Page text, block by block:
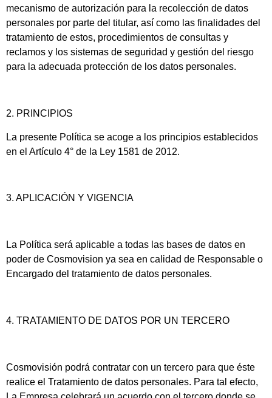
mecanismo de autorización para la recolección de datos
personales por parte del titular, así como las finalidades del
tratamiento de estos, procedimientos de consultas y
reclamos y los sistemas de seguridad y gestión del riesgo
para la adecuada protección de los datos personales.
2. PRINCIPIOS
La presente Política se acoge a los principios establecidos
en el Artículo 4° de la Ley 1581 de 2012.
3. APLICACIÓN Y VIGENCIA
La Política será aplicable a todas las bases de datos en
poder de Cosmovision ya sea en calidad de Responsable o
Encargado del tratamiento de datos personales.
4. TRATAMIENTO DE DATOS POR UN TERCERO
Cosmovisión podrá contratar con un tercero para que éste
realice el Tratamiento de datos personales. Para tal efecto,